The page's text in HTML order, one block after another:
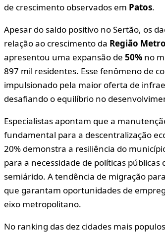
de crescimento observados em Patos.
Apesar do saldo positivo no Sertão, os
relação ao crescimento da Região
apresentou uma expansão de 50% no
897 mil residentes. Esse fenômeno de
impulsionado pela maior oferta de
desafiando o equilíbrio no
Especialistas apontam que a
fundamental para a descentralização
20% demonstra a resiliência do
para a necessidade de políticas
semiárido. A tendência de migração
que garantam oportunidades de
eixo metropolitano.
No ranking das dez cidades mais